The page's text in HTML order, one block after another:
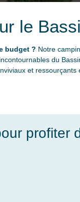
le
budget ? Notre
du
et
profiter